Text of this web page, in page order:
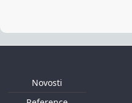
Novosti